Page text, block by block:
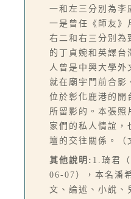
一和左三分別為李
一是曾任《師友》
右二和右三分別為
的丁貞婉和英譯台
人曾是中興大學外
就在廟宇門前合影
位於彰化鹿港的開
所留影的。本張照
家們的私人情誼，
壇的交往關係。（
其他說明: 1.琦君
06-07），本名潘
文、論述、小說、